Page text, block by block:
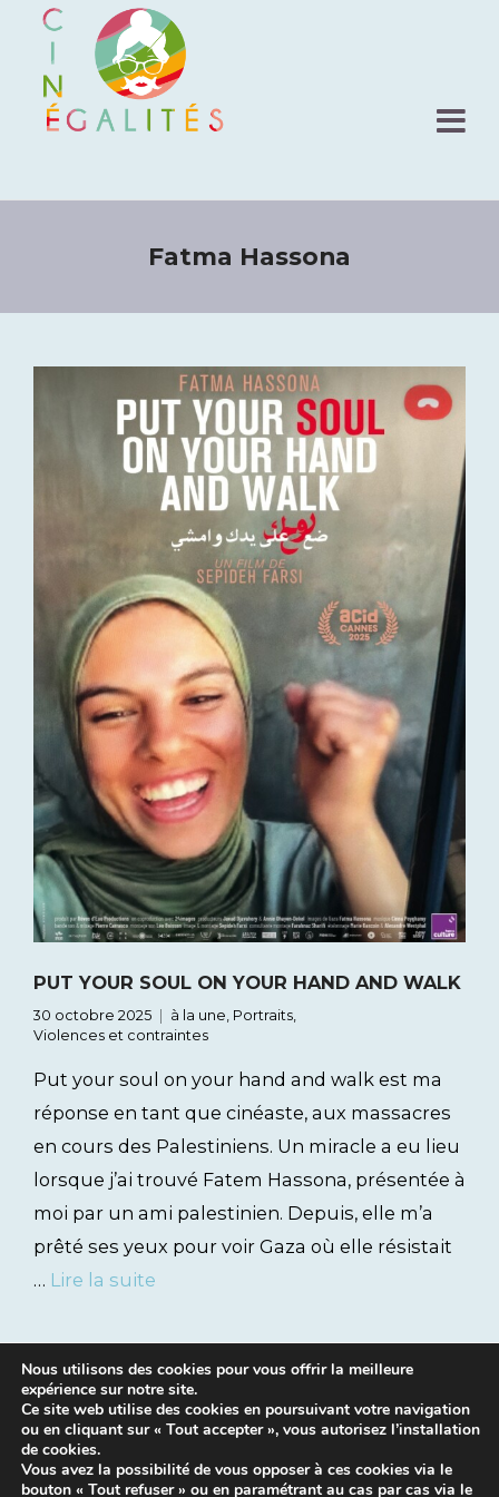
Fatma Hassona
PUT YOUR SOUL ON YOUR HAND AND WALK
30 octobre 2025 à la une, Portraits,
Violences et contraintes
Put your soul on your hand and walk est ma
réponse en tant que cinéaste, aux massacres
en cours des Palestiniens. Un miracle a eu lieu
lorsque j’ai trouvé Fatem Hassona, présentée à
moi par un ami palestinien. Depuis, elle m’a
prêté ses yeux pour voir Gaza où elle résistait
… Lire la suite
Nous utilisons des cookies pour vous offrir la meilleure
expérience sur notre site.
Ce site web utilise des cookies en poursuivant votre navigation
ou en cliquant sur « Tout accepter », vous autorisez l’installation
de cookies.
Vous avez la possibilité de vous opposer à ces cookies via le
bouton « Tout refuser » ou en paramétrant au cas par cas via le